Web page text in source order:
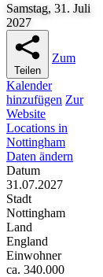
Samstag, 31. Juli
2027
Teilen
Zum
Kalender
hinzufügen Zur
Website
Locations in
Nottingham
Daten ändern
Datum
31.07.2027
Stadt
Nottingham
Land
England
Einwohner
ca. 340.000